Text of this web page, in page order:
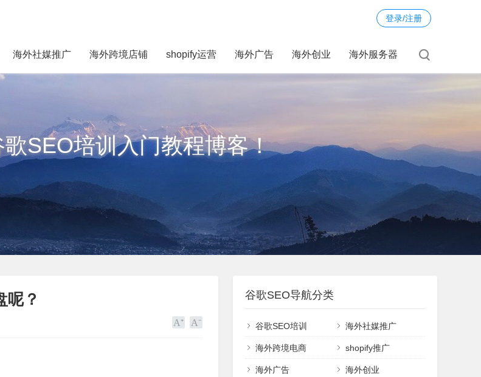
登录/注册
海外社媒推广 海外跨境店铺 shopify运营 海外广告 海外创业 海外服务器
SEO培训入门教程博客！
呢？ 谷歌SEO导航分类
谷歌SEO培训 海外社媒推广
海外跨境电商 shopify推广
海外广告 海外创业